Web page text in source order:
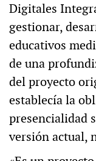
Digitales
gestionar,
educativos
de una
del proyecto
establecía la
presencialidad
versión actual,